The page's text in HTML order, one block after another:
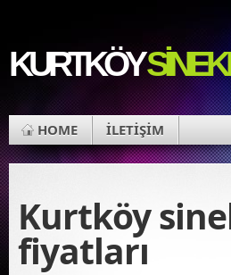
KURTKÖY
HOME İLETİŞİM
Kurtköy
fiyatları